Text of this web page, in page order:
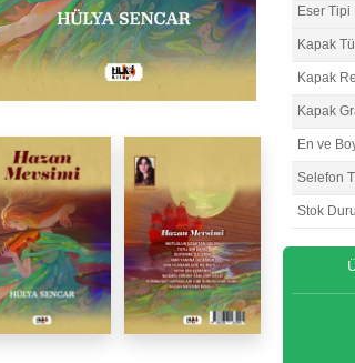
Eser Tipi
Kapak
Kapak
Kapak
En ve
Selefon
Stok